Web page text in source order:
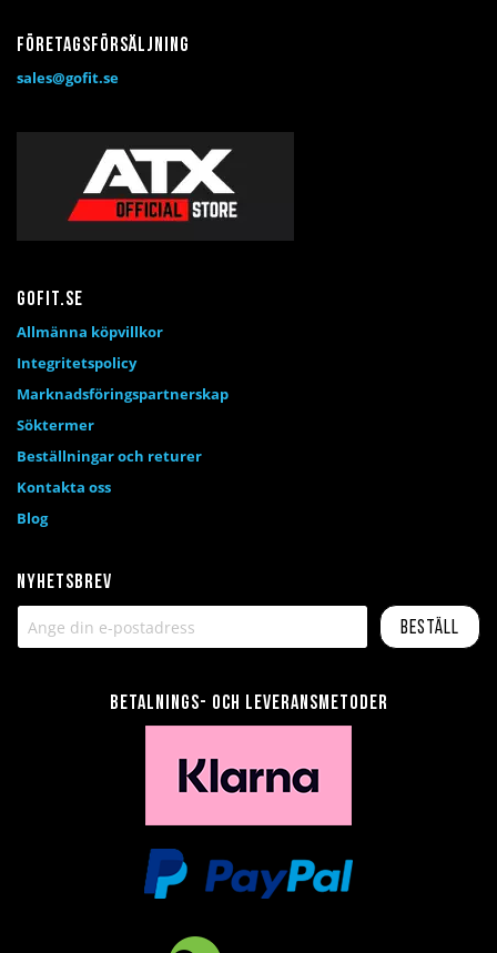
Nyhetsbrev
Beställ
Företagsförsäljning
sales@gofit.se
Betalnings- och leveransmetoder
Gofit.se
Allmänna köpvillkor
Integritetspolicy
Marknadsföringspartnerskap
Söktermer
Beställningar och returer
Kontakta oss
Blog